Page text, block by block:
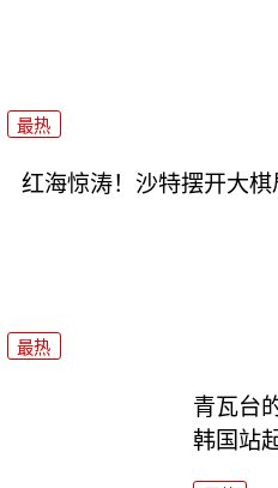
最热
红海惊涛！沙特摆开大
最热
青瓦台
韩国站